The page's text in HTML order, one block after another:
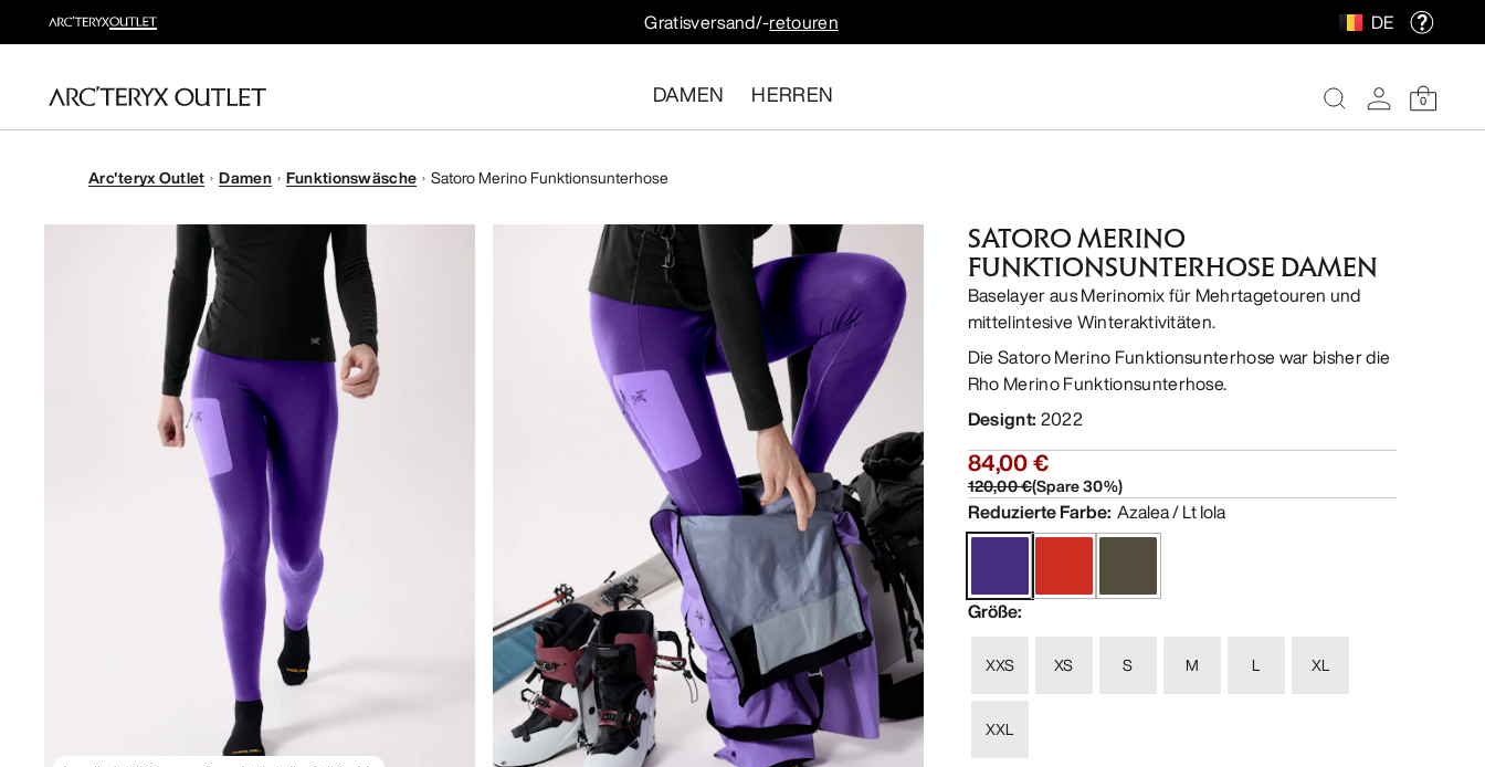
Gratisversand/-retouren DE
DAMEN HERREN 0
Arc'teryx Outlet Damen Funktionswäsche Satoro Merino Funktionsunterhose
SATORO MERINO
FUNKTIONSUNTERHOSE DAMEN
Baselayer aus Merinomix für Mehrtagetouren und
mittelintesive Winteraktivitäten.
Die Satoro Merino Funktionsunterhose war bisher die
Rho Merino Funktionsunterhose.
Designt: 2022
84,00 €
120,00 €(Spare30%)
Reduzierte Farbe: Azalea / Lt Iola
Größe:
XXS XS S M L XL
XXL